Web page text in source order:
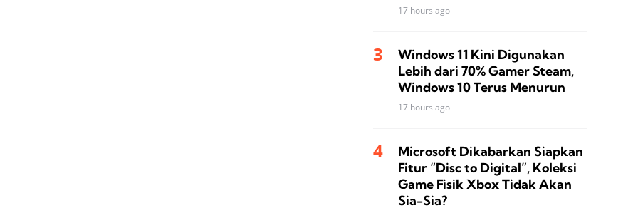
17 hours ago
Windows 11 Kini Digunakan
Lebih dari 70% Gamer Steam,
Windows 10 Terus Menurun
17 hours ago
Microsoft Dikabarkan Siapkan
Fitur “Disc to Digital”, Koleksi
Game Fisik Xbox Tidak Akan
Sia-Sia?